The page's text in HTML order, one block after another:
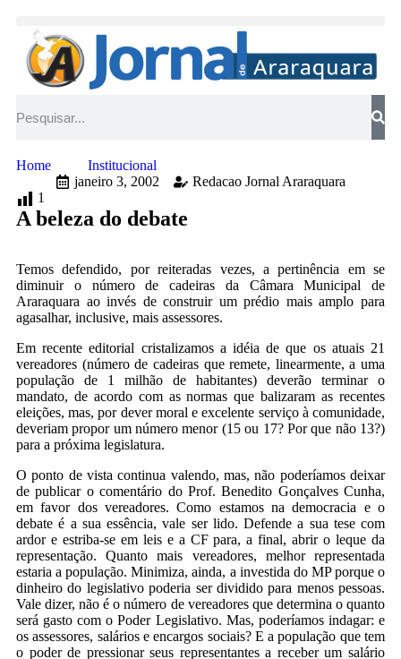
Home
Institucional
janeiro 3, 2002
Redacao Jornal Araraquara
1
A beleza do debate
Temos defendido, por reiteradas vezes, a pertinência em se
diminuir o número de cadeiras da Câmara Municipal de
Araraquara ao invés de construir um prédio mais amplo para
agasalhar, inclusive, mais assessores.
Em recente editorial cristalizamos a idéia de que os atuais 21
vereadores (número de cadeiras que remete, linearmente, a uma
população de 1 milhão de habitantes) deverão terminar o
mandato, de acordo com as normas que balizaram as recentes
eleições, mas, por dever moral e excelente serviço à comunidade,
deveriam propor um número menor (15 ou 17? Por que não 13?)
para a próxima legislatura.
O ponto de vista continua valendo, mas, não poderíamos deixar
de publicar o comentário do Prof. Benedito Gonçalves Cunha,
em favor dos vereadores. Como estamos na democracia e o
debate é a sua essência, vale ser lido. Defende a sua tese com
ardor e estriba-se em leis e a CF para, a final, abrir o leque da
representação. Quanto mais vereadores, melhor representada
estaria a população. Minimiza, ainda, a investida do MP porque o
dinheiro do legislativo poderia ser dividido para menos pessoas.
Vale dizer, não é o número de vereadores que determina o quanto
será gasto com o Poder Legislativo. Mas, poderíamos indagar: e
os assessores, salários e encargos sociais? E a população que tem
o poder de pressionar seus representantes a receber um salário